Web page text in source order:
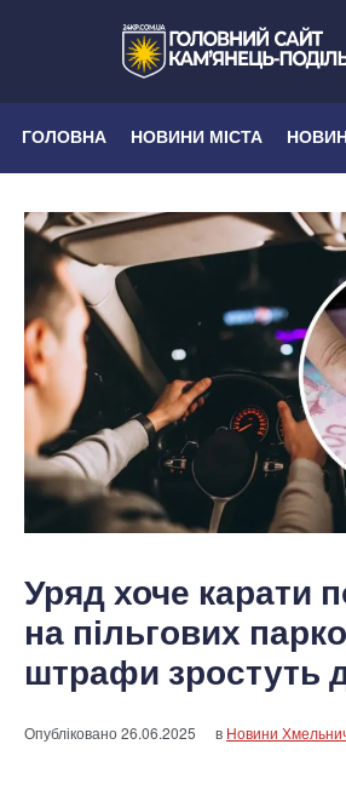
ГОЛОВНА НОВИНИ МІСТА
Уряд хоче карати
на пільгових
штрафи зростуть
Опубліковано26.06.2025 в Новини